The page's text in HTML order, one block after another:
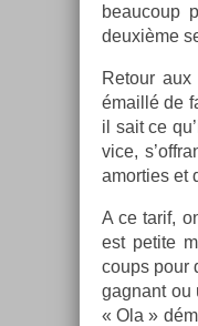
be­aucoup
deuxième
Re­tour
émaillé de
il sait ce
vice,
amort­ies et
A ce tarif,
est petite
coups pour
gag­nant ou
« Ola »